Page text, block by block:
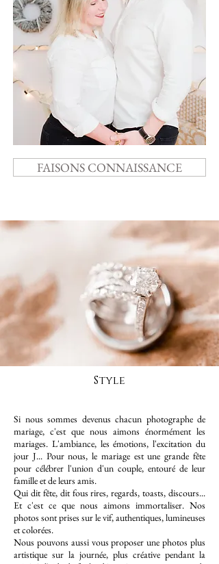
FAISONS CONNAISSANCE
Style
Si nous sommes devenus chacun photographe de
mariage, c'est que nous aimons énormément les
mariages. L'ambiance, les émotions, l'excitation du
jour J... Pour nous, le mariage est une grande fête
pour célébrer l'union d'un couple, entouré de leur
famille et de leurs amis.
Qui dit fête, dit fous rires, regards, toasts, discours...
Et c'est ce que nous aimons immortaliser. Nos
photos sont prises sur le vif, authentiques, lumineuses
et colorées.
Nous pouvons aussi vous proposer une photos plus
artistique sur la journée, plus créative pendant la